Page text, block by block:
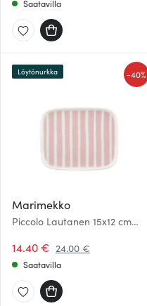
Saatavilla
Marimekko
Piccolo Lautanen 15x12 cm
14.40 € 24.00 €
-40%
Löytönurkka
Saatavilla